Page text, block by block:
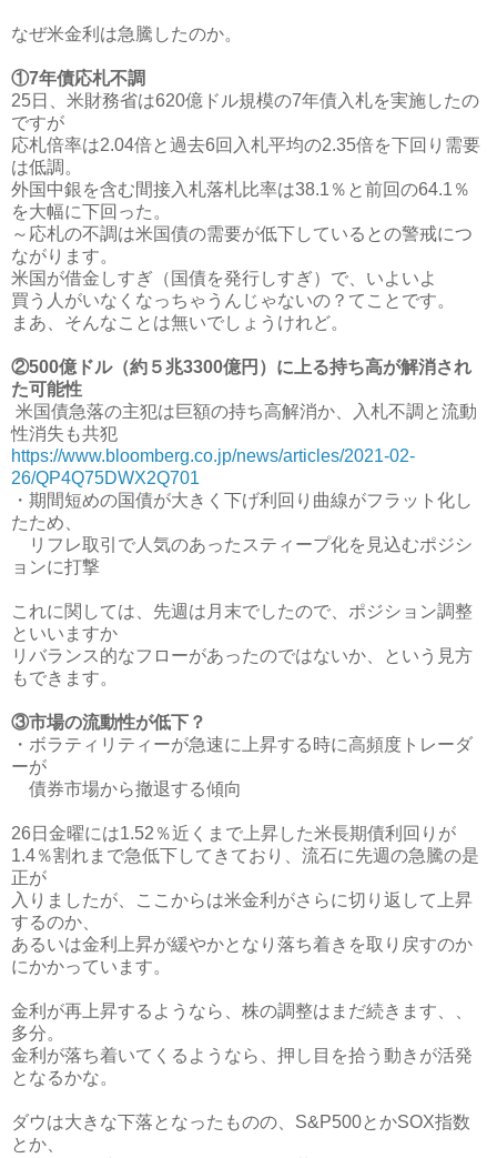
なぜ米金利は急騰したのか。
①7年債応札不調
25日、米財務省は620億ドル規模の7年債入札を実施したの
ですが
応札倍率は2.04倍と過去6回入札平均の2.35倍を下回り需要
は低調。
外国中銀を含む間接入札落札比率は38.1％と前回の64.1％
を大幅に下回った。
～応札の不調は米国債の需要が低下しているとの警戒につ
ながります。
米国が借金しすぎ（国債を発行しすぎ）で、いよいよ
買う人がいなくなっちゃうんじゃないの？てことです。
まあ、そんなことは無いでしょうけれど。
②500億ドル（約５兆3300億円）に上る持ち高が解消され
た可能性
米国債急落の主犯は巨額の持ち高解消か、入札不調と流動
性消失も共犯
https://www.bloomberg.co.jp/news/articles/2021-02-
26/QP4Q75DWX2Q701
・期間短めの国債が大きく下げ利回り曲線がフラット化し
たため、
リフレ取引で人気のあったスティープ化を見込むポジシ
ョンに打撃
これに関しては、先週は月末でしたので、ポジション調整
といいますか
リバランス的なフローがあったのではないか、という見方
もできます。
③市場の流動性が低下？
・ボラティリティーが急速に上昇する時に高頻度トレーダ
ーが
債券市場から撤退する傾向
26日金曜には1.52％近くまで上昇した米長期債利回りが
1.4％割れまで急低下してきており、流石に先週の急騰の是
正が
入りましたが、ここからは米金利がさらに切り返して上昇
するのか、
あるいは金利上昇が緩やかとなり落ち着きを取り戻すのか
にかかっています。
金利が再上昇するようなら、株の調整はまだ続きます、、
多分。
金利が落ち着いてくるようなら、押し目を拾う動きが活発
となるかな。
ダウは大きな下落となったものの、S&P500とかSOX指数
とか、